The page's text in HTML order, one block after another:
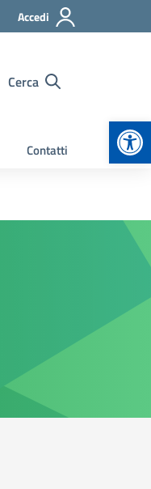
Accedi
Cerca
Contatti